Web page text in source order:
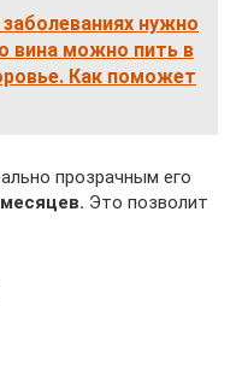
заболеваниях нужно
вина можно пить в
Как поможет
прозрачным его
Это позволит